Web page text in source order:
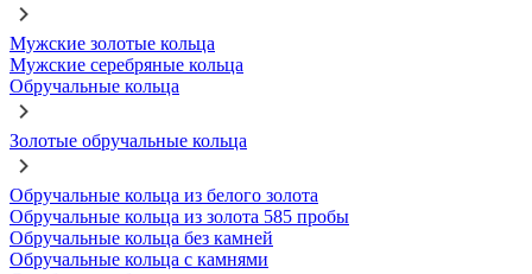
Мужские золотые кольца
Мужские серебряные кольца
Обручальные кольца
Золотые обручальные кольца
Обручальные кольца из белого золота
Обручальные кольца из золота 585 пробы
Обручальные кольца без камней
Обручальные кольца с камнями